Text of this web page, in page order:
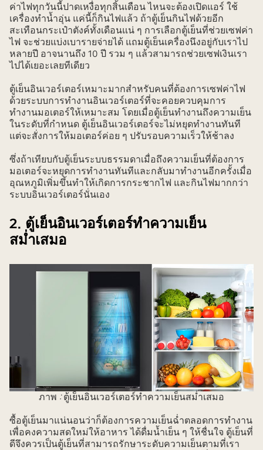
ค่าไฟทุกวันนี้ปาดเหงื่อทุกสิ้นเดือน ไหนจะต้องเปิดแอร์ ใช้
เครื่องทำน้ำอุ่น แค่นี้ก็กินไฟแล้ว ถ้าตู้เย็นกินไฟด้วยอีก
สะเทือนกระเป๋าตังค์ทั้งเดือนแน่ ๆ การเลือกตู้เย็นที่ช่วยเซฟค่า
ไฟ จะช่วยแบ่งเบารายจ่ายได้ แถมตู้เย็นเครื่องนึงอยู่กับเราไป
หลายปี อาจนานถึง 10 ปี รวม ๆ แล้วสามารถช่วยเซฟเงินเรา
ไปได้เยอะเลยทีเดียว
ตู้เย็นอินเวอร์เตอร์เหมาะมากสำหรับคนที่ต้องการเซฟค่าไฟ
ด้วยระบบการทำงานอินเวอร์เตอร์ที่จะคอยควบคุมการ
ทำงานมอเตอร์ให้เหมาะสม โดยเมื่อตู้เย็นทำงานถึงความเย็น
ในระดับที่กำหนด ตู้เย็นอินเวอร์เตอร์จะไม่หยุดทำงานทันที
แต่จะสั่งการให้มอเตอร์ค่อย ๆ ปรับรอบความเร็วให้ช้าลง
ซึ่งถ้าเทียบกับตู้เย็นระบบธรรมดาเมื่อถึงความเย็นที่ต้องการ
มอเตอร์จะหยุดการทำงานทันทีและกลับมาทำงานอีกครั้งเมื่อ
อุณหภูมิเพิ่มขึ้นทำให้เกิดการกระชากไฟ และกินไฟมากกว่า
ระบบอินเวอร์เตอร์นั่นเอง
2. ตู้เย็นอินเวอร์เตอร์ทำความเย็น
สม่ำเสมอ
ภาพ :ตู้เย็นอินเวอร์เตอร์ทำความเย็นสม่ำเสมอ
ซื้อตู้เย็นมาแน่นอนว่าก็ต้องการความเย็นฉ่ำตลอดการทำงาน
เพื่อคงความสดใหม่ให้อาหาร ได้ดื่มน้ำเย็น ๆ ให้ชื่นใจ ตู้เย็นที่
ดีจึงควรเป็นตู้เย็นที่สามารถรักษาระดับความเย็นตามที่เรา